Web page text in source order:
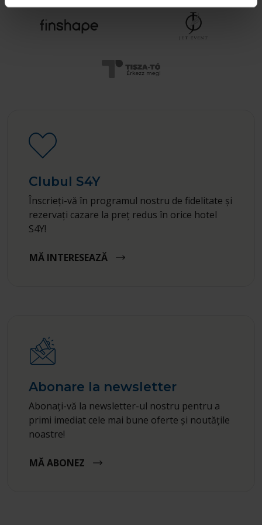
Clubul S4Y
Înscrieți-vă în programul nostru de fidelitate și
rezervați cazare la preț redus în orice hotel
S4Y!
MĂ INTERESEAZĂ
Abonare la newsletter
Abonați-vă la newsletter-ul nostru pentru a
primi imediat cele mai bune oferte și noutățile
noastre!
MĂ ABONEZ